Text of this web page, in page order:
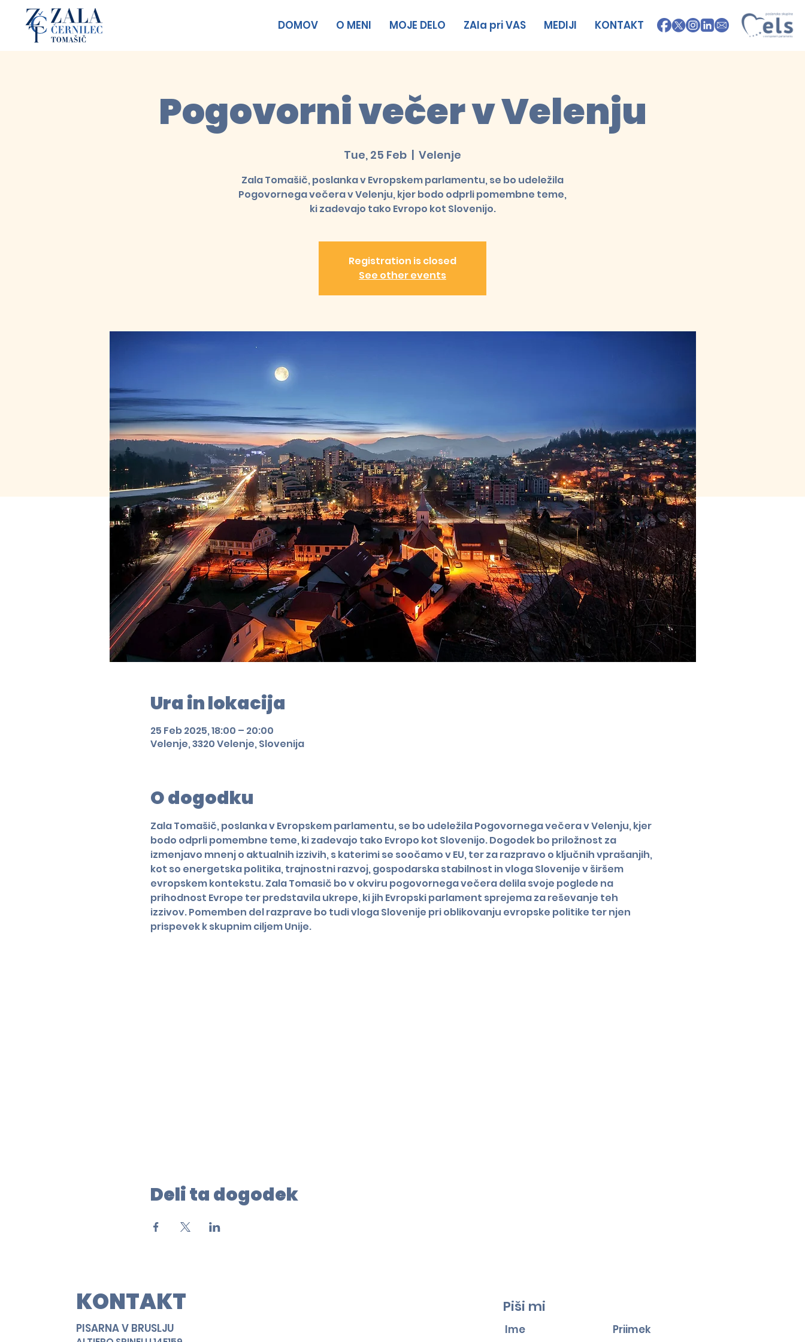
DOMOV O MENI MOJE DELO ZAla pri VAS MEDIJI KONTAKT
Pogovorni večer v Velenju
Tue, 25 Feb
  |
Velenje
Zala Tomašič, poslanka v Evropskem parlamentu, se bo udeležila
Pogovornega večera v Velenju, kjer bodo odprli pomembne teme,
ki zadevajo tako Evropo kot Slovenijo.
Registration is closed
See other events
Ura in lokacija
25 Feb 2025, 18:00 – 20:00
Velenje, 3320 Velenje, Slovenija
O dogodku
Zala Tomašič, poslanka v Evropskem parlamentu, se bo udeležila Pogovornega večera v Velenju, kjer
bodo odprli pomembne teme, ki zadevajo tako Evropo kot Slovenijo. Dogodek bo priložnost za
izmenjavo mnenj o aktualnih izzivih, s katerimi se soočamo v EU, ter za razpravo o ključnih vprašanjih,
kot so energetska politika, trajnostni razvoj, gospodarska stabilnost in vloga Slovenije v širšem
evropskem kontekstu. Zala Tomasič bo v okviru pogovornega večera delila svoje poglede na
prihodnost Evrope ter predstavila ukrepe, ki jih Evropski parlament sprejema za reševanje teh
izzivov. Pomemben del razprave bo tudi vloga Slovenije pri oblikovanju evropske politike ter njen
prispevek k skupnim ciljem Unije.
Deli ta dogodek
KONTAKT
PISARNA V BRUSLJU
Piši mi
Ime Priimek